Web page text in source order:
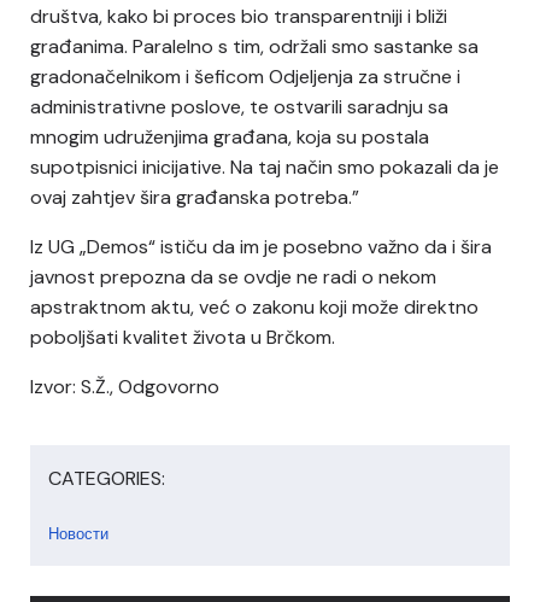
društva, kako bi proces bio transparentniji i bliži
građanima. Paralelno s tim, održali smo sastanke sa
gradonačelnikom i šeficom Odjeljenja za stručne i
administrativne poslove, te ostvarili saradnju sa
mnogim udruženjima građana, koja su postala
supotpisnici inicijative. Na taj način smo pokazali da je
ovaj zahtjev šira građanska potreba.”
Iz UG „Demos“ ističu da im je posebno važno da i šira
javnost prepozna da se ovdje ne radi o nekom
apstraktnom aktu, već o zakonu koji može direktno
poboljšati kvalitet života u Brčkom.
Izvor: S.Ž., Odgovorno
CATEGORIES:
Новости